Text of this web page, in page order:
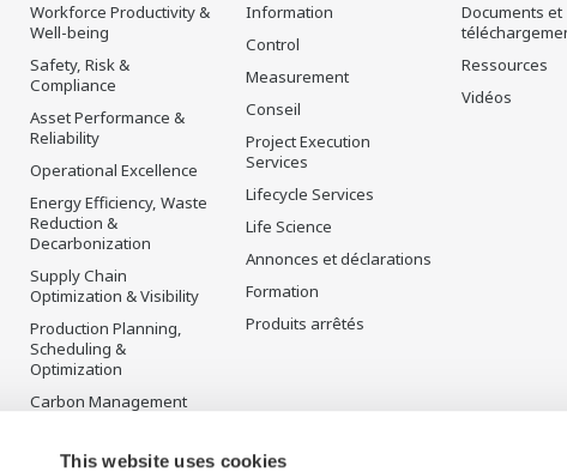
This website uses cookies
Workforce Productivity &
Well-being
Safety, Risk &
Compliance
Asset Performance &
Reliability
Operational Excellence
Energy Efficiency, Waste
Reduction &
Decarbonization
Supply Chain
Optimization & Visibility
Production Planning,
Scheduling &
Optimization
Carbon Management
Gestion de l'énergie
Information
Control
Measurement
Conseil
Project Execution
Services
Lifecycle Services
Life Science
Annonces et déclarations
Formation
Produits arrêtés
Documents et
Ressources
Vidéos